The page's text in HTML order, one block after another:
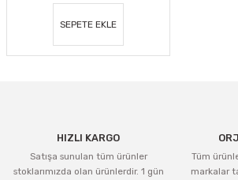
SEPETE EKLE
HIZLI KARGO
Satışa sunulan tüm ürünler
stoklarımızda olan ürünlerdir. 1 gün
Tüm
markalar